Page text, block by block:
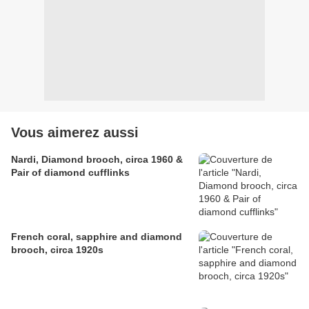
Vous aimerez aussi
Nardi, Diamond brooch, circa 1960 &
Pair of diamond cufflinks
French coral, sapphire and diamond
brooch, circa 1920s